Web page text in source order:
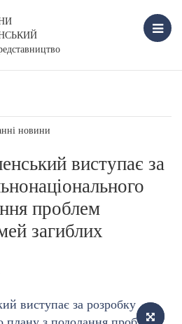
новини
виступає за
проблем
загиблих